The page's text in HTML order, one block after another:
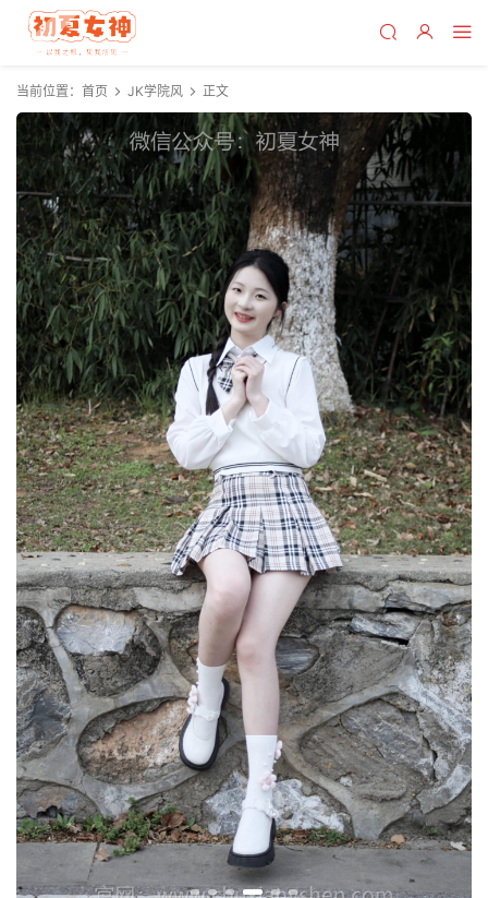
当前位置： 首页 JK学院风 正文